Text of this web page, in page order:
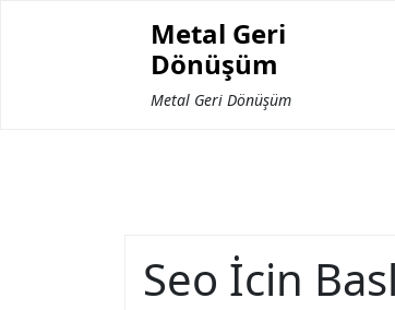
Metal Geri
Dönüşüm
Metal Geri Dönüşüm
Seo İcin